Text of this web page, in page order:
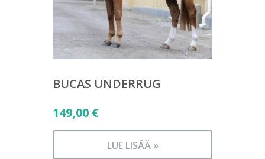
BUCAS UNDERRUG
149,00 €
LUE LISÄÄ »